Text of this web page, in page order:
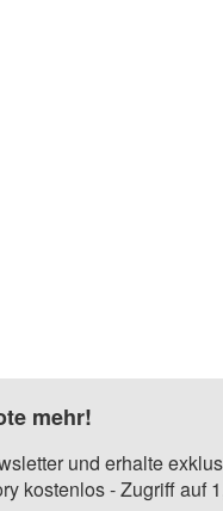
mehr!
und erhalte
kostenlos - Zugriff auf